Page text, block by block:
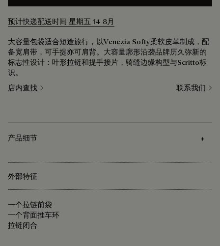
预计快递配送时间 星期五 14 8月
大容量包袋适合短途旅行，以Venezia Softy柔软皮革制成，配
备宽肩带，可手提亦可肩背。大容量廓形沿袭品牌历久弥新的
标志性设计：叶形拉链和提手接片，骑缝边缘构型与Scritto标
识。
店内查找
联系我们
产品细节
外部特征
一个拉链前袋
一个背面推车环
拉链闭合